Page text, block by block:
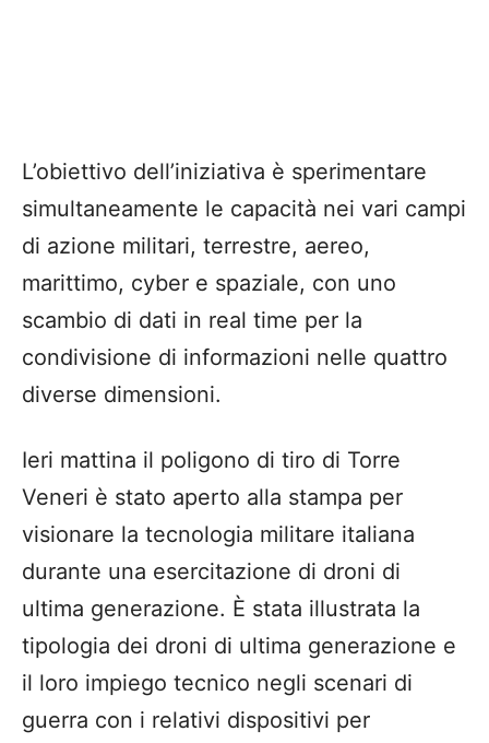
L’obiettivo dell’iniziativa è sperimentare
simultaneamente le capacità nei vari campi
di azione militari, terrestre, aereo,
marittimo, cyber e spaziale, con uno
scambio di dati in real time per la
condivisione di informazioni nelle quattro
diverse dimensioni.
Ieri mattina il poligono di tiro di Torre
Veneri è stato aperto alla stampa per
visionare la tecnologia militare italiana
durante una esercitazione di droni di
ultima generazione. È stata illustrata la
tipologia dei droni di ultima generazione e
il loro impiego tecnico negli scenari di
guerra con i relativi dispositivi per